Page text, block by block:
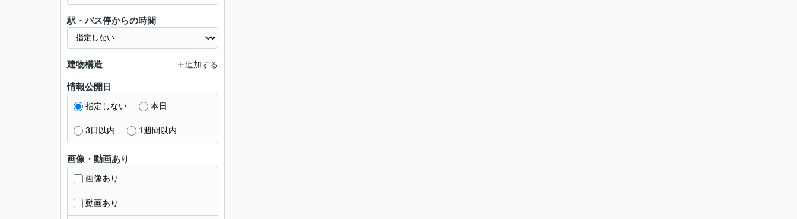
駅・バス停からの時間
建物構造 追加する
情報公開日
指定しない 本日
3日以内 1週間以内
画像・動画あり
画像あり
動画あり